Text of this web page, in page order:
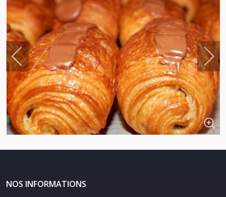
NOS INFORMATIONS